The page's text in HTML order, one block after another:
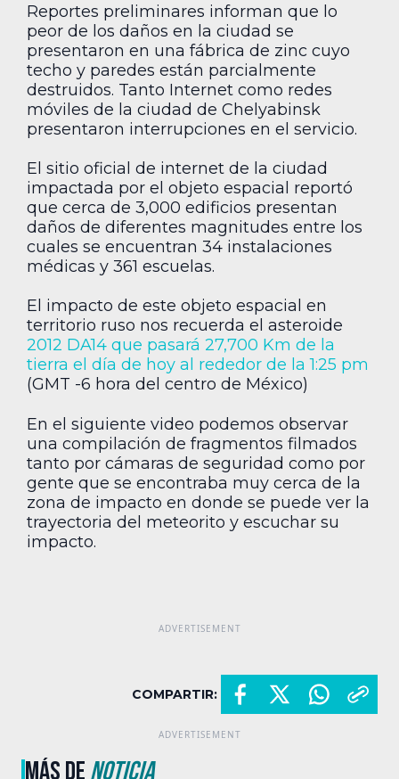
Reportes preliminares informan que lo
peor de los daños en la ciudad se
presentaron en una fábrica de zinc cuyo
techo y paredes están parcialmente
destruidos. Tanto Internet como redes
móviles de la ciudad de Chelyabinsk
presentaron interrupciones en el servicio.
El sitio oficial de internet de la ciudad
impactada por el objeto espacial reportó
que cerca de 3,000 edificios presentan
daños de diferentes magnitudes entre los
cuales se encuentran 34 instalaciones
médicas y 361 escuelas.
El impacto de este objeto espacial en
territorio ruso nos recuerda el asteroide
2012 DA14 que pasará 27,700 Km de la
tierra el día de hoy al rededor de la 1:25 pm
(GMT -6 hora del centro de México)
En el siguiente video podemos observar
una compilación de fragmentos filmados
tanto por cámaras de seguridad como por
gente que se encontraba muy cerca de la
zona de impacto en donde se puede ver la
trayectoria del meteorito y escuchar su
impacto.
COMPARTIR:
MÁS DENOTICIA